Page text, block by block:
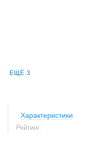
ЕЩЁ 3
Характеристики
Рейтинг: